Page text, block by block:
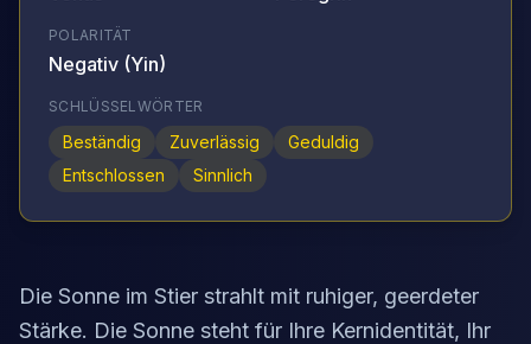
POLARITÄT
Negativ (Yin)
SCHLÜSSELWÖRTER
Beständig Zuverlässig
Geduldig
Entschlossen
Sinnlich
Die Sonne im Stier strahlt mit ruhiger, geerdeter
Stärke. Die Sonne steht für Ihre Kernidentität, Ihr